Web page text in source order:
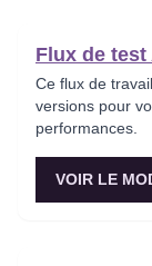
Flux de test
Ce flux de
versions pour
performances.
VOIR LE